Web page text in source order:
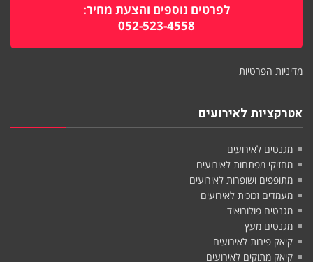
לפרטים נוספים והצעת מחיר:
052-523-4558
מדיניות הפרטיות
אטרקציות לאירועים
מגנטים לאירועים
מחזיקי מפתחות לאירועים
מתופפים ושופרות לאירועים
מעמדים זכוכית לאירועים
מגנטים פולורואיד
מגנטים מעץ
קיאק פירות לאירועים
קיאק מתוקים לאירועים